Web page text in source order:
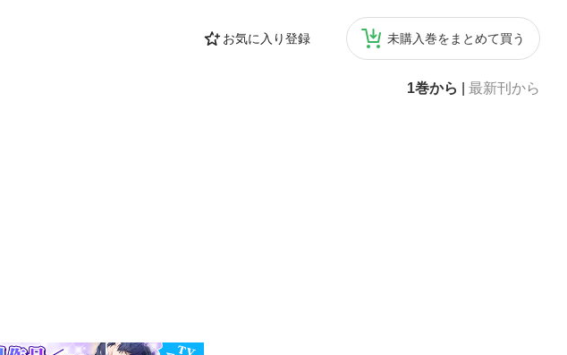
お気に入り登録 未購入巻をまとめて買う
1巻から 最新刊から